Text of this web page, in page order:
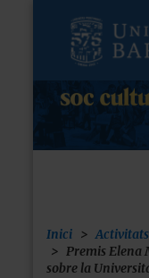
contingut
Fil
Inici Activitats
Premis Elena
sobre la